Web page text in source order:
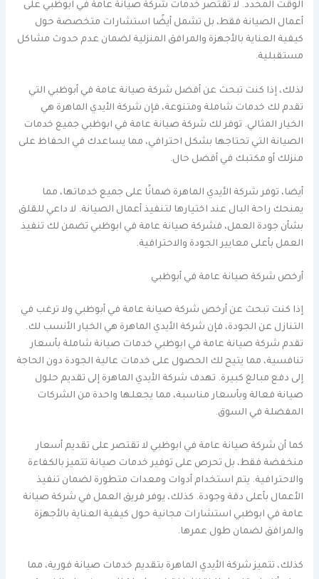
الوقت المحدد. لا تقتصر خدمات شركة صيانة عامة في ابوظبي على
أعمال الصيانة فقط، بل تشمل أيضًا استشارات متخصصة حول
كيفية العناية بالأجهزة والمرافق المنزلية لضمان عدم حدوث مشاكل
مستقبلية.
لذلك، إذا كنت تبحث عن أفضل شركة صيانة عامة في أبوظبي التي
تقدم لك خدمات شاملة ومتنوعة، فإن شركة الأيدي الماهرة هي
الخيار المثالي. توفر لك شركة صيانة عامة في ابوظبي جميع خدمات
الصيانة التي تحتاجها بشكل احترافي، مما يساعدك في الحفاظ على
منزلك أو مكتبك في أفضل حال.
أيضا، توفر شركة الأيدي الماهرة ضمانًا على جميع خدماتها، مما
يمنحك راحة البال عند اختيارها لتنفيذ أعمال الصيانة. لا داعي للقلق
بشأن جودة العمل، فشركة صيانة عامة في ابوظبي تضمن لك تنفيذ
العمل بأعلى معايير الجودة والاحترافية.
أرخص شركة صيانة عامة في أبوظبي
إذا كنت تبحث عن أرخص شركة صيانة عامة في أبوظبي ولا ترغب في
التنازل عن الجودة، فإن شركة الأيدي الماهرة هي الخيار الأنسب لك.
تقدم شركة صيانة عامة في ابوظبي خدمات صيانة شاملة بأسعار
تنافسية، مما يتيح لك الحصول على خدمات عالية الجودة دون الحاجة
إلى دفع مبالغ كبيرة. تهدف شركة الأيدي الماهرة إلى تقديم حلول
صيانة فعالة وبأسعار مناسبة، مما يجعلها واحدة من الشركات
المفضلة في السوق.
كما أن شركة صيانة عامة في ابوظبي لا تقتصر على تقديم أسعار
منخفضة فقط، بل تحرص على توفير خدمات صيانة تتميز بالكفاءة
والاحترافية. يتم استخدام أدوات ومعدات متطورة لضمان تنفيذ
الأعمال بأعلى دقة وجودة. كذلك، يوفر فريق العمل في شركة صيانة
عامة في ابوظبي استشارات مجانية حول كيفية العناية بالأجهزة
والمرافق لضمان طول عمرها.
كذلك، تتميز شركة الأيدي الماهرة بتقديم خدمات صيانة فورية، مما